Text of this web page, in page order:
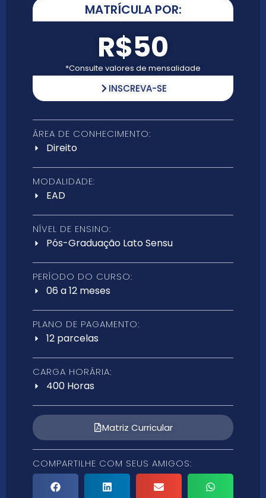
MATRÍCULA POR:
R$50
*Consulte valores de mensalidade
INSCREVA-SE
ÁREA DE CONHECIMENTO:
Direito
MODALIDADE:
EAD
NÍVEL DE ENSINO:
Pós-Graduação Lato Sensu
PERÍODO DO CURSO:
06 a 12 meses
PLANO DE PAGAMENTO:
12 parcelas
CARGA HORÁRIA:
400 Horas
Matriz Curricular
COMPARTILHE COM SEUS AMIGOS: